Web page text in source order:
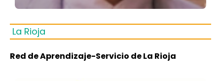
La Rioja
Red de Aprendizaje-Servicio de La Rioja